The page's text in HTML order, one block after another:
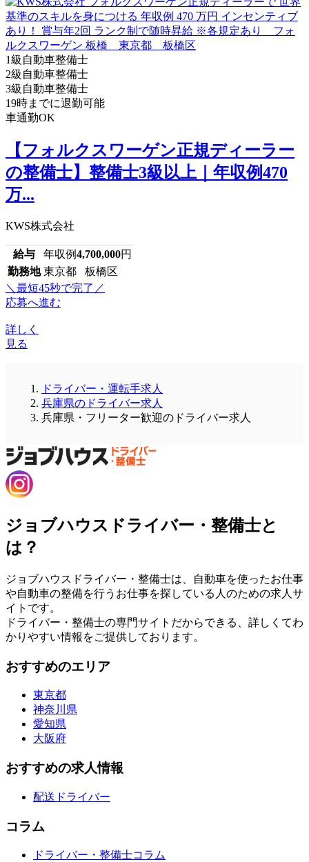
1級自動車整備士
2級自動車整備士
3級自動車整備士
19時までに退勤可能
車通勤OK
【フォルクスワーゲン正規ディーラー
の整備士】整備士3級以上｜年収例470
万...
KWS株式会社
給与 年収例4,700,000円
勤務地 東京都 板橋区
＼最短45秒で完了／
応募へ進む
詳しく
見る
ドライバー・運転手求人
兵庫県のドライバー求人
兵庫県・フリーター歓迎のドライバー求人
ジョブハウスドライバー・整備士と
は？
ジョブハウスドライバー・整備士は、自動車を使ったお仕事
や自動車の整備を行うお仕事を探している人のための求人サ
イトです。
ドライバー・整備士の専門サイトだからできる、詳しくてわ
かりやすい情報をご提供しております。
おすすめのエリア
東京都
神奈川県
愛知県
大阪府
おすすめの求人情報
配送ドライバー
コラム
ドライバー・整備士コラム